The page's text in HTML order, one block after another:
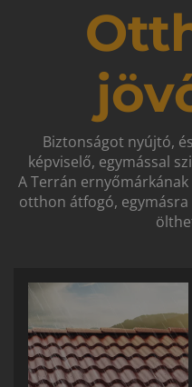
Biztonságot nyújtó,
képviselő, egymással
A Terrán
otthon átfogó,